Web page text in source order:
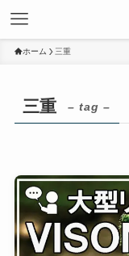
ホーム 三重
三重 – tag –